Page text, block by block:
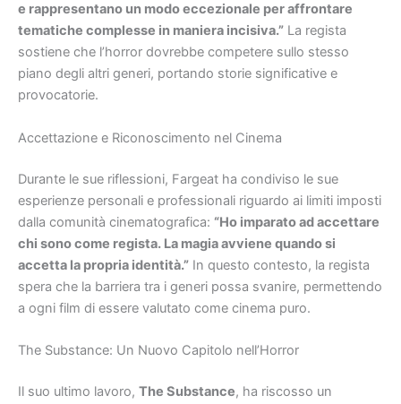
e rappresentano un modo eccezionale per affrontare
tematiche complesse in maniera incisiva.” La regista
sostiene che l’horror dovrebbe competere sullo stesso
piano degli altri generi, portando storie significative e
provocatorie.
Accettazione e Riconoscimento nel Cinema
Durante le sue riflessioni, Fargeat ha condiviso le sue
esperienze personali e professionali riguardo ai limiti imposti
dalla comunità cinematografica: “Ho imparato ad accettare
chi sono come regista. La magia avviene quando si
accetta la propria identità.” In questo contesto, la regista
spera che la barriera tra i generi possa svanire, permettendo
a ogni film di essere valutato come cinema puro.
The Substance: Un Nuovo Capitolo nell’Horror
Il suo ultimo lavoro, The Substance, ha riscosso un